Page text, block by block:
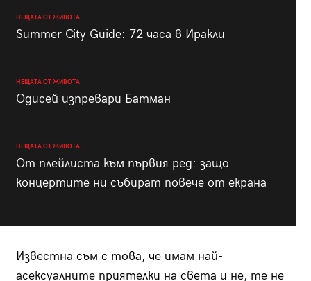
НЕЩАТА ОТ ЖИВОТА
Summer City Guide: 72 часа в Иракли
НЕЩАТА ОТ ЖИВОТА
Одисей изпревари Батман
НЕЩАТА ОТ ЖИВОТА
От плейлиста към първия ред: защо
концертите ни събират повече от екрана
Известна съм с това, че имам най-
асексуалните приятелки на света и не, те не